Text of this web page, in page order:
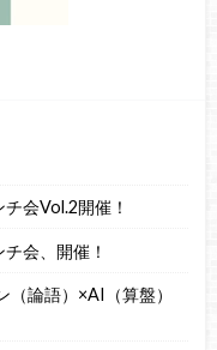
会Vol.2開催！
会、開催！
（論語）×AI（算盤）